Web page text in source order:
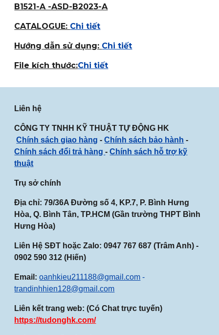
B1521-A -ASD-B2023-A
CATALOGUE: Chi tiết
Hướng dẫn sử dụng: Chi tiết
File kích thước:Chi tiết
Liên hệ
CÔNG TY TNHH KỸ THUẬT TỰ ĐỘNG HK
Chính sách giao hàng - Chính sách bảo hành -
Chính sách đổi trả hàng- Chính sách hỗ trợ kỹ
thuật
Trụ sở chính
Địa chỉ: 79/36A Đường số 4, KP.7, P. Bình Hưng
Hòa, Q. Bình Tân, TP.HCM (Gần trường THPT Bình
Hưng Hòa)
Liên Hệ SĐT hoặc Zalo:0947 767 687 (Trâm Anh) -
0902 590 312 (Hiến)
Email: oanhkieu211188@gmail.com -
trandinhhien128@gmail.com
Liên kết trang web: (Có Chat trực tuyến)
https://tudonghk.com/